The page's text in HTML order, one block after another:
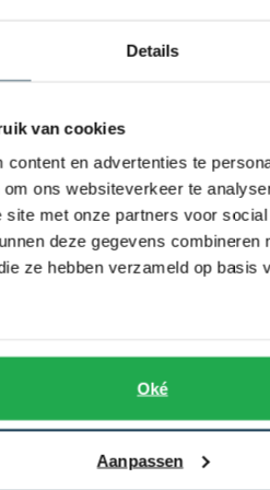
Details
van cookies
content en advertenties te
ons websiteverkeer te
met onze partners voor
deze gegevens combineren
ze hebben verzameld op basis
Oké
Aanpassen
aan favorieten
Profuomo